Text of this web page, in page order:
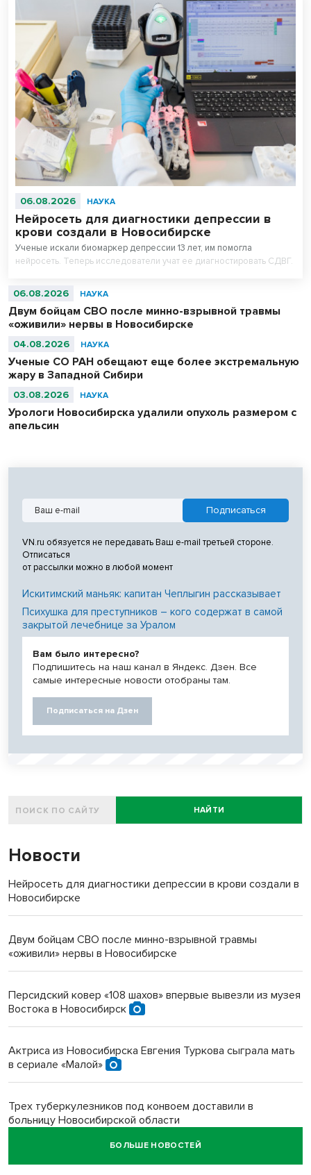
06.08.2026 НАУКА
Нейросеть для диагностики депрессии в
крови создали в Новосибирске
Ученые искали биомаркер депрессии 13 лет, им помогла
нейросеть. Теперь исследователи учат ее диагностировать СДВГ.
06.08.2026 НАУКА
Двум бойцам СВО после минно-взрывной травмы
«оживили» нервы в Новосибирске
04.08.2026 НАУКА
Ученые СО РАН обещают еще более экстремальную
жару в Западной Сибири
03.08.2026 НАУКА
Урологи Новосибирска удалили опухоль размером с
апельсин
VN.ru обязуется не передавать Ваш e-mail третьей стороне.
Отписаться
от рассылки можно в любой момент
Искитимский маньяк: капитан Чеплыгин рассказывает
Психушка для преступников – кого содержат в самой
закрытой лечебнице за Уралом
Вам было интересно?
Подпишитесь на наш канал в Яндекс. Дзен. Все
самые интересные новости отобраны там.
Подписаться на Дзен
НАЙТИ
Новости
Нейросеть для диагностики депрессии в крови создали в
Новосибирске
Двум бойцам СВО после минно-взрывной травмы
«оживили» нервы в Новосибирске
Персидский ковер «108 шахов» впервые вывезли из музея
Востока в Новосибирск
Актриса из Новосибирска Евгения Туркова сыграла мать
в сериале «Малой»
Трех туберкулезников под конвоем доставили в
больницу Новосибирской области
БОЛЬШЕ НОВОСТЕЙ